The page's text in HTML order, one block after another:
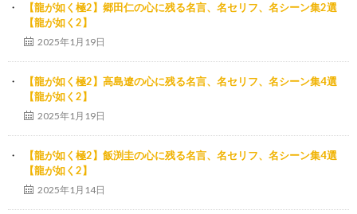
【龍が如く極2】郷田仁の心に残る名言、名セリフ、名シーン集2選
【龍が如く2】
2025年1月19日
【龍が如く極2】高島遼の心に残る名言、名セリフ、名シーン集4選
【龍が如く2】
2025年1月19日
【龍が如く極2】飯渕圭の心に残る名言、名セリフ、名シーン集4選
【龍が如く2】
2025年1月14日